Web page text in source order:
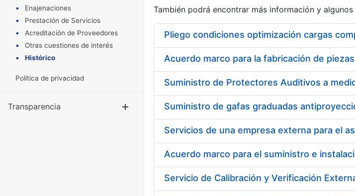
Enajenaciones
Prestación de Servicios
Acreditación de Proveedores
Otras cuestiones de interés
Histórico
Política de privacidad
Transparencia Mostrar/Ocultar
También podrá encontrar más información y
Pliego condiciones optimización cargas
Acuerdo marco para la fabricación de piezas
Acuerdo marco para el suministro e